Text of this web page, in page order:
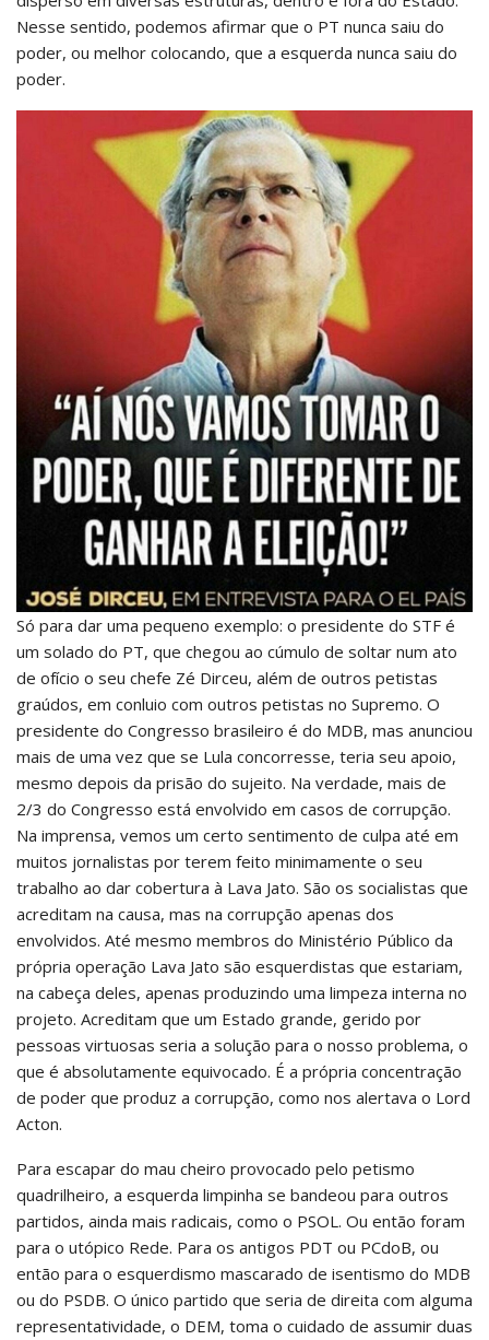
Nesse sentido, podemos afirmar que o PT nunca saiu do
poder, ou melhor colocando, que a esquerda nunca saiu do
poder.
Só para dar uma pequeno exemplo: o presidente do STF é
um solado do PT, que chegou ao cúmulo de soltar num ato
de ofício o seu chefe Zé Dirceu, além de outros petistas
graúdos, em conluio com outros petistas no Supremo. O
presidente do Congresso brasileiro é do MDB, mas anunciou
mais de uma vez que se Lula concorresse, teria seu apoio,
mesmo depois da prisão do sujeito. Na verdade, mais de
2/3 do Congresso está envolvido em casos de corrupção.
Na imprensa, vemos um certo sentimento de culpa até em
muitos jornalistas por terem feito minimamente o seu
trabalho ao dar cobertura à Lava Jato. São os socialistas que
acreditam na causa, mas na corrupção apenas dos
envolvidos. Até mesmo membros do Ministério Público da
própria operação Lava Jato são esquerdistas que estariam,
na cabeça deles, apenas produzindo uma limpeza interna no
projeto. Acreditam que um Estado grande, gerido por
pessoas virtuosas seria a solução para o nosso problema, o
que é absolutamente equivocado. É a própria concentração
de poder que produz a corrupção, como nos alertava o Lord
Acton.
Para escapar do mau cheiro provocado pelo petismo
quadrilheiro, a esquerda limpinha se bandeou para outros
partidos, ainda mais radicais, como o PSOL. Ou então foram
para o utópico Rede. Para os antigos PDT ou PCdoB, ou
então para o esquerdismo mascarado de isentismo do MDB
ou do PSDB. O único partido que seria de direita com alguma
representatividade, o DEM, toma o cuidado de assumir duas